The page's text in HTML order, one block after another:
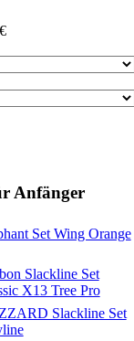
€
Anfänger
Set Wing Orange
Slackline Set
X13 Tree Pro
Slackline Set